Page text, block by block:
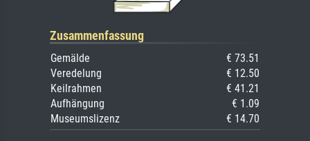
Zusammenfassung
Gemälde
€ 73.51
Veredelung
€ 12.50
Keilrahmen
€ 41.21
Aufhängung
€ 1.09
Museumslizenz
€ 14.70